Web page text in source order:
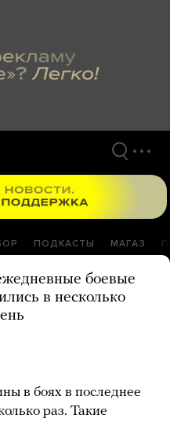
ПОДКАСТЫ МАГАЗ
боевые
в несколько
в боях в последнее
раз. Такие